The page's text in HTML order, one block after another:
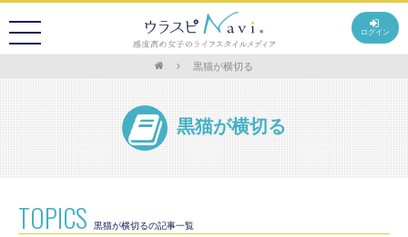
ログイン
黒猫が横切る
黒猫が横切る
TOPICS 黒猫が横切るの記事一覧